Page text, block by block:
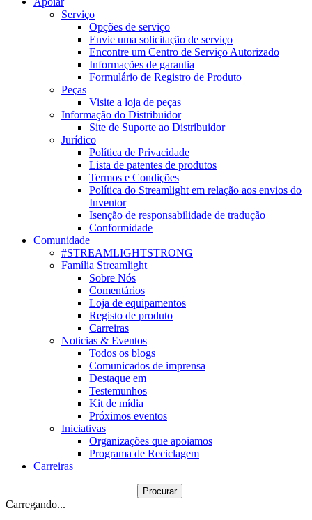
Serviço
Opções de serviço
Envie uma solicitação de serviço
Encontre um Centro de Serviço Autorizado
Informações de garantia
Formulário de Registro de Produto
Peças
Visite a loja de peças
Informação do Distribuidor
Site de Suporte ao Distribuidor
Jurídico
Política de Privacidade
Lista de patentes de produtos
Termos e Condições
Política do Streamlight em relação aos envios do
Inventor
Isenção de responsabilidade de tradução
Conformidade
Comunidade
#STREAMLIGHTSTRONG
Família Streamlight
Sobre Nós
Comentários
Loja de equipamentos
Registo de produto
Carreiras
Noticias & Eventos
Todos os blogs
Comunicados de imprensa
Destaque em
Testemunhos
Kit de mídia
Próximos eventos
Iniciativas
Organizações que apoiamos
Programa de Reciclagem
Carreiras
Carregando...